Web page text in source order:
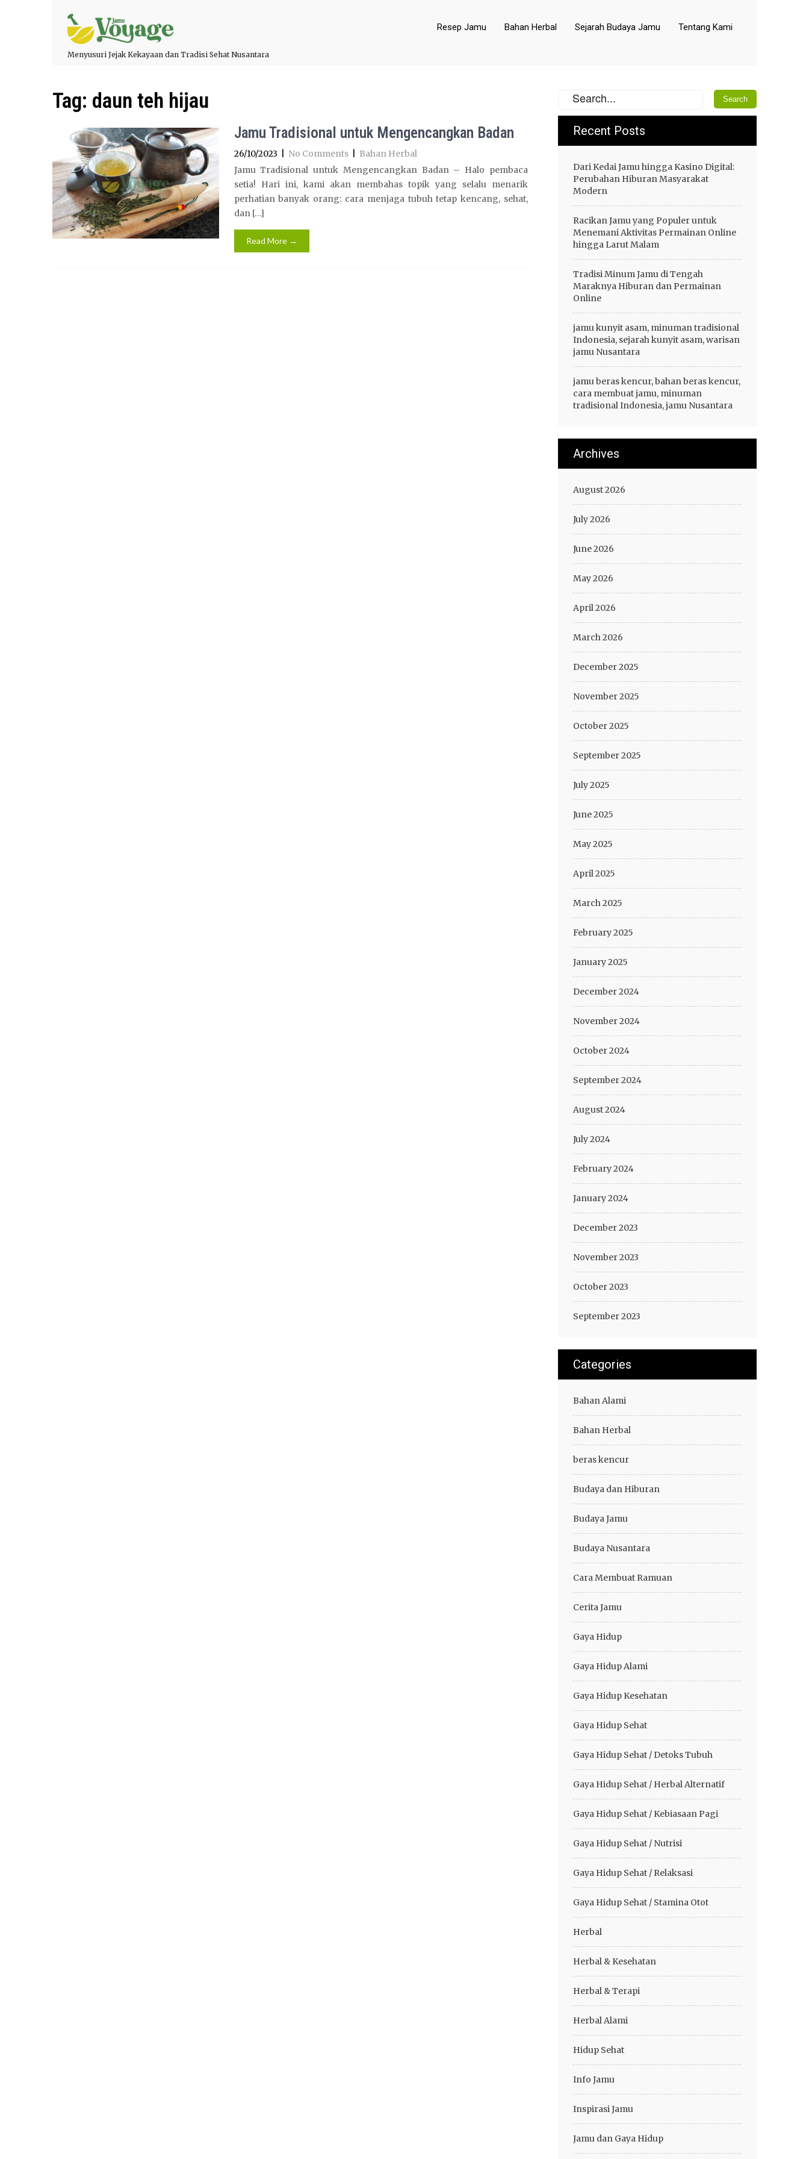
Menyusuri Jejak Kekayaan dan Tradisi Sehat Nusantara
Resep Jamu Bahan Herbal Sejarah Budaya Jamu Tentang Kami
Tag: daun teh hijau
Jamu Tradisional untuk Mengencangkan Badan
26/10/2023 No Comments
Bahan Herbal
Jamu Tradisional untuk Mengencangkan Badan – Halo pembaca
setia! Hari ini, kami akan membahas topik yang selalu menarik
perhatian banyak orang: cara menjaga tubuh tetap kencang, sehat,
dan […]
Read More →
Recent Posts
Dari Kedai Jamu hingga Kasino Digital:
Perubahan Hiburan Masyarakat
Modern
Racikan Jamu yang Populer untuk
Menemani Aktivitas Permainan Online
hingga Larut Malam
Tradisi Minum Jamu di Tengah
Maraknya Hiburan dan Permainan
Online
jamu kunyit asam, minuman tradisional
Indonesia, sejarah kunyit asam, warisan
jamu Nusantara
jamu beras kencur, bahan beras kencur,
cara membuat jamu, minuman
tradisional Indonesia, jamu Nusantara
Archives
August 2026
July 2026
June 2026
May 2026
April 2026
March 2026
December 2025
November 2025
October 2025
September 2025
July 2025
June 2025
May 2025
April 2025
March 2025
February 2025
January 2025
December 2024
November 2024
October 2024
September 2024
August 2024
July 2024
February 2024
January 2024
December 2023
November 2023
October 2023
September 2023
Categories
Bahan Alami
Bahan Herbal
beras kencur
Budaya dan Hiburan
Budaya Jamu
Budaya Nusantara
Cara Membuat Ramuan
Cerita Jamu
Gaya Hidup
Gaya Hidup Alami
Gaya Hidup Kesehatan
Gaya Hidup Sehat
Gaya Hidup Sehat / Detoks Tubuh
Gaya Hidup Sehat / Herbal Alternatif
Gaya Hidup Sehat / Kebiasaan Pagi
Gaya Hidup Sehat / Nutrisi
Gaya Hidup Sehat / Relaksasi
Gaya Hidup Sehat / Stamina Otot
Herbal
Herbal & Kesehatan
Herbal & Terapi
Herbal Alami
Hidup Sehat
Info Jamu
Inspirasi Jamu
Jamu dan Gaya Hidup